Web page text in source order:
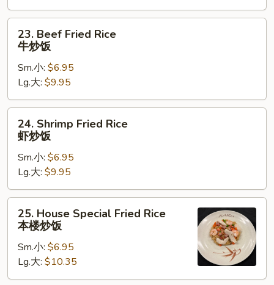
炒
饭
Beef
Fried
Rice
炒
饭
23. Beef Fried Rice
牛炒饭
Sm.小: $6.95
Lg.大: $9.95
Shrimp
Fried
Rice
炒
饭
24. Shrimp Fried Rice
虾炒饭
Sm.小: $6.95
Lg.大: $9.95
House
Special
Fried
Rice
本
25. House Special Fried Rice
本楼炒饭
Sm.小: $6.95
Lg.大: $10.35